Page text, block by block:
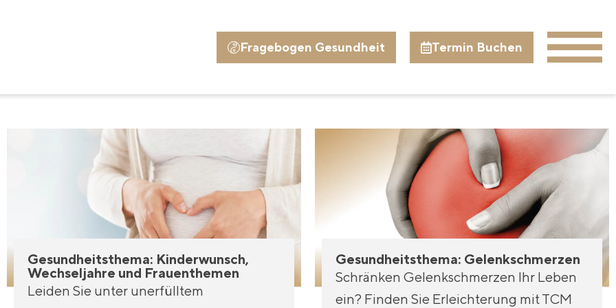
Fragebogen Gesundheit Termin Buchen
Gesundheitsthema: Kinderwunsch,
Wechseljahre und Frauenthemen
Leiden Sie unter unerfülltem
Gesundheitsthema: Gelenkschmerzen
Schränken Gelenkschmerzen Ihr Leben
ein? Finden Sie Erleichterung mit TCM